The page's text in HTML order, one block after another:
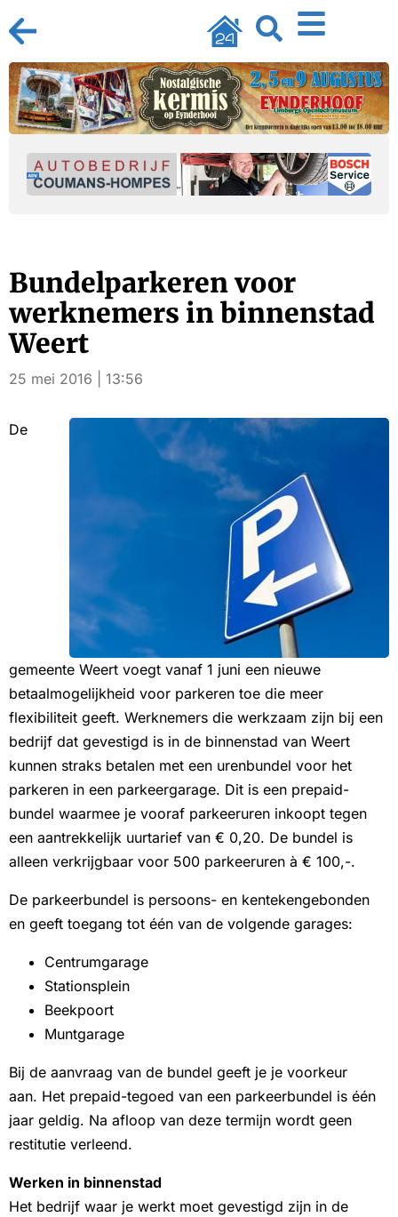
Bundelparkeren voor
werknemers in binnenstad
Weert
25 mei 2016 | 13:56
De
gemeente Weert voegt vanaf 1 juni een nieuwe
betaalmogelijkheid voor parkeren toe die meer
flexibiliteit geeft. Werknemers die werkzaam zijn bij een
bedrijf dat gevestigd is in de binnenstad van Weert
kunnen straks betalen met een urenbundel voor het
parkeren in een parkeergarage. Dit is een prepaid-
bundel waarmee je vooraf parkeeruren inkoopt tegen
een aantrekkelijk uurtarief van € 0,20. De bundel is
alleen verkrijgbaar voor 500 parkeeruren à € 100,-.
De parkeerbundel is persoons- en kentekengebonden
en geeft toegang tot één van de volgende garages:
Centrumgarage
Stationsplein
Beekpoort
Muntgarage
Bij de aanvraag van de bundel geeft je je voorkeur
aan. Het prepaid-tegoed van een parkeerbundel is één
jaar geldig. Na afloop van deze termijn wordt geen
restitutie verleend.
Werken in binnenstad
Het bedrijf waar je werkt moet gevestigd zijn in de